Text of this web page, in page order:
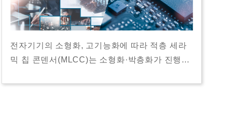
전자기기의 소형화, 고기능화에 따라 적층 세라
믹 칩 콘덴서(MLCC)는 소형화·박층화가 진행…